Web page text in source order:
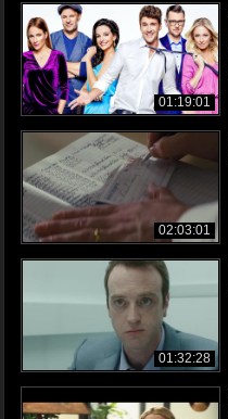
01:19:01
02:03:01
01:32:28